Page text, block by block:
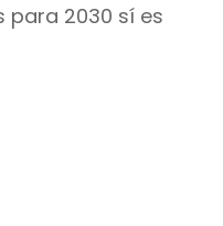
para 2030 sí es